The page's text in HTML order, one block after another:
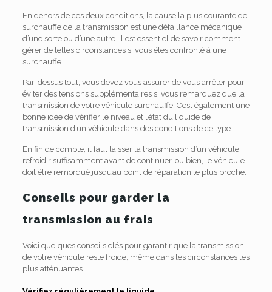
En dehors de ces deux conditions, la cause la plus courante de
surchauffe de la transmission est une défaillance mécanique
d’une sorte ou d’une autre. Il est essentiel de savoir comment
gérer de telles circonstances si vous êtes confronté à une
surchauffe.
Par-dessus tout, vous devez vous assurer de vous arrêter pour
éviter des tensions supplémentaires si vous remarquez que la
transmission de votre véhicule surchauffe. C’est également une
bonne idée de vérifier le niveau et l’état du liquide de
transmission d’un véhicule dans des conditions de ce type.
En fin de compte, il faut laisser la transmission d’un véhicule
refroidir suffisamment avant de continuer, ou bien, le véhicule
doit être remorqué jusqu’au point de réparation le plus proche.
Conseils pour garder la
transmission au frais
Voici quelques conseils clés pour garantir que la transmission
de votre véhicule reste froide, même dans les circonstances les
plus atténuantes.